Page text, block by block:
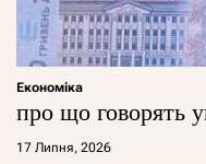
Економіка
про що говорять
17 Липня, 2026